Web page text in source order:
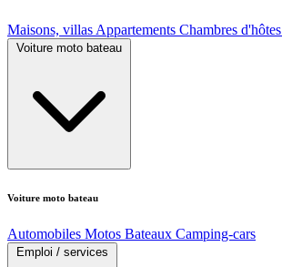
Maisons, villas Appartements Chambres d'hôtes
Voiture moto bateau
Voiture moto bateau
Automobiles Motos Bateaux Camping-cars
Emploi / services